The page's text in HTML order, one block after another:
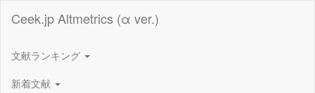
Ceek.jp Altmetrics (α ver.)
文献ランキング
新着文献